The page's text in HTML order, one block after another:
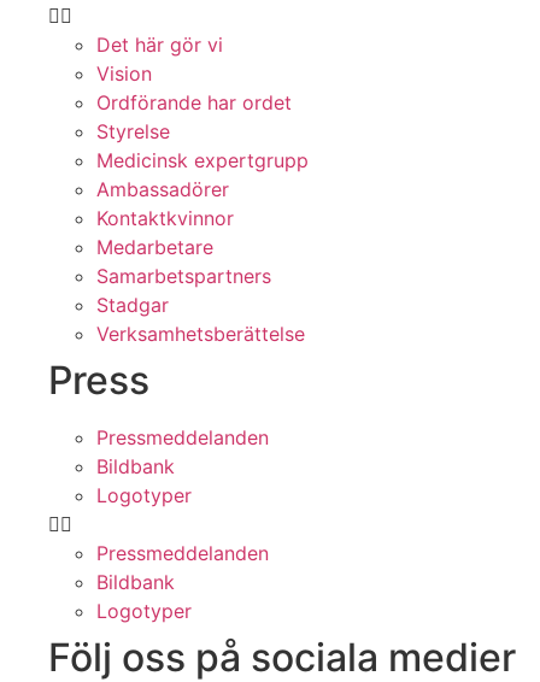
Det här gör vi
Vision
Ordförande har ordet
Styrelse
Medicinsk expertgrupp
Ambassadörer
Kontaktkvinnor
Medarbetare
Samarbetspartners
Stadgar
Verksamhetsberättelse
Press
Pressmeddelanden
Bildbank
Logotyper
Pressmeddelanden
Bildbank
Logotyper
Följ oss på sociala medier